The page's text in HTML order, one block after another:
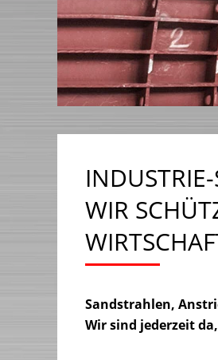
INDUSTRIE-
WIR
Sandstrahlen,
Wir sind jederzeit